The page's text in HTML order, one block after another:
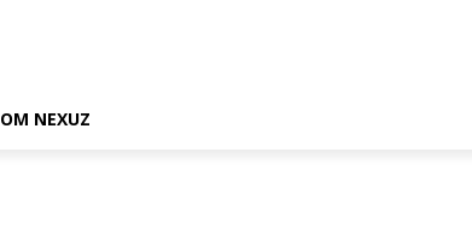
OM NEXUZ